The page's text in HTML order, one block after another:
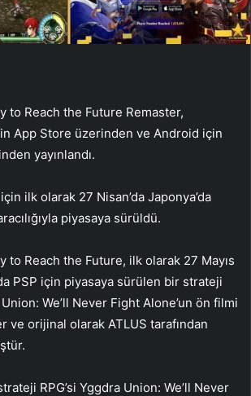
to Reach the Future Remaster,
App Store üzerinden ve Android için
yayınlandı.
ilk olarak 27 Nisan’da Japonya’da
piyasaya sürüldü.
to Reach the Future, ilk olarak 27 Mayıs
PSP için piyasaya sürülen bir strateji
Union: We’ll Never Fight Alone’un ön filmi
ve orijinal olarak ATLUS tarafından
RPG’si Yggdra Union: We’ll Never